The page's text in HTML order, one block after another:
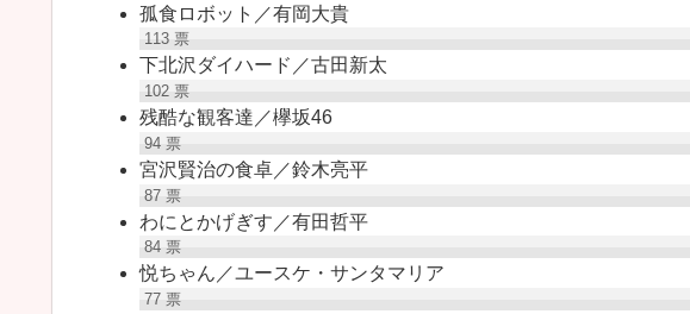
孤食ロボット／有岡大貴
113票
下北沢ダイハード／古田新太
102票
残酷な観客達／欅坂46
94票
宮沢賢治の食卓／鈴木亮平
87票
わにとかげぎす／有田哲平
84票
悦ちゃん／ユースケ・サンタマリア
77票